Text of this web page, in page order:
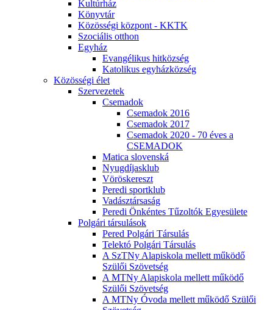
Kultúrház
Könyvtár
Közösségi központ - KKTK
Szociális otthon
Egyház
Evangélikus hitközség
Katolikus egyházközség
Közösségi élet
Szervezetek
Csemadok
Csemadok 2016
Csemadok 2017
Csemadok 2020 - 70 éves a
CSEMADOK
Matica slovenská
Nyugdíjasklub
Vöröskereszt
Peredi sportklub
Vadásztársaság
Peredi Önkéntes Tűzoltók Egyesülete
Polgári társulások
Pered Polgári Társulás
Telektó Polgári Társulás
A SzTNy Alapiskola mellett működő
Szülői Szövetség
A MTNy Alapiskola mellett működő
Szülői Szövetség
A MTNy Óvoda mellett működő Szülői